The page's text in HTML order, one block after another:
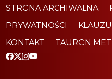
STRONA ARCHIWALNA
PRYWATNOŚCI
KONTAKT
TAURON